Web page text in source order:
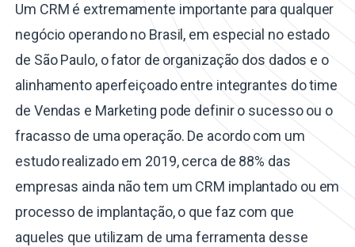
Um CRM é extremamente importante para qualquer
negócio operando no Brasil, em especial no estado
de São Paulo, o fator de organização dos dados e o
alinhamento aperfeiçoado entre integrantes do time
de Vendas e Marketing pode definir o sucesso ou o
fracasso de uma operação. De acordo com um
estudo realizado em 2019, cerca de 88% das
empresas ainda não tem um CRM implantado ou em
processo de implantação, o que faz com que
aqueles que utilizam de uma ferramenta desse